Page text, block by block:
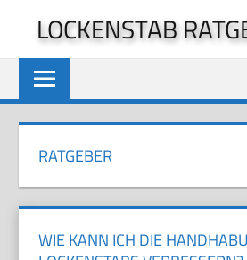
springen
LOCKENSTAB
RATGEBER
WIE KANN ICH DIE